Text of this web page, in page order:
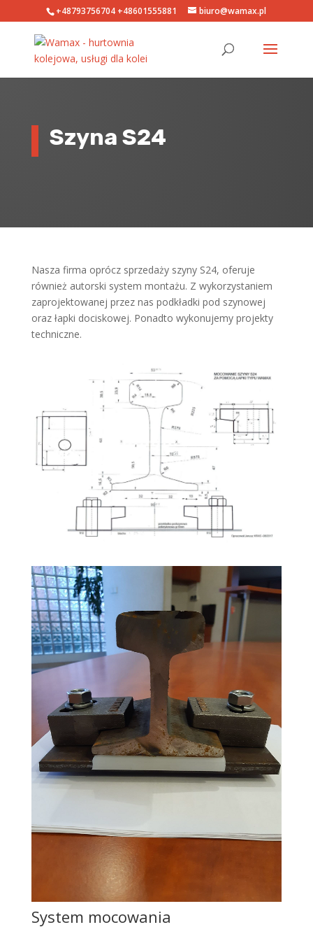
+48793756704 +48601555881 biuro@wamax.pl
Szyna S24
Nasza firma oprócz sprzedaży szyny S24, oferuje
również autorski system montażu. Z wykorzystaniem
zaprojektowanej przez nas podkładki pod szynowej
oraz łapki dociskowej. Ponadto wykonujemy projekty
techniczne.
System mocowania